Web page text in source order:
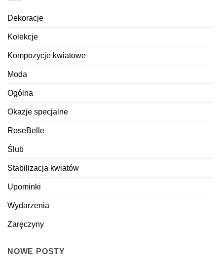
Dekoracje
Kolekcje
Kompozycje kwiatowe
Moda
Ogólna
Okazje specjalne
RoseBelle
Ślub
Stabilizacja kwiatów
Upominki
Wydarzenia
Zaręczyny
NOWE POSTY